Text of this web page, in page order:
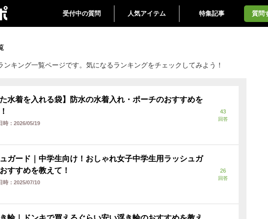
受付中の質問 人気アイテム 特集記事 質問
ンキング一覧ページです。気になるランキングをチェックしてみよう！
た水着を入れる袋】防水の水着入れ・ポーチのおすすめを
時： 2026/05/19
43
回答
ガード｜中学生向け！おしゃれ女子中学生用ラッシュガ
すすめを教えて！
時： 2025/07/10
26
回答